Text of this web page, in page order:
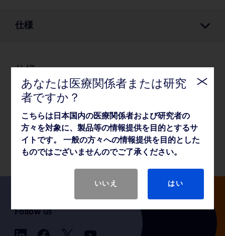
仕様
仕様
保管/取り扱い
製品基本仕様
Follow us
あなたは医療関係者または研究
者ですか？
こちらは日本国内の医療関係者および研究者の
方々を対象に、製品等の情報提供を目的とするサ
イトです。 一般の方々への情報提供を目的とした
ものではございませんのでご了承ください。
いいえ はい